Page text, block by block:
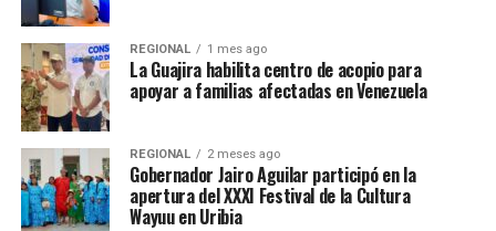
REGIONAL 1 mes ago
La Guajira habilita centro de acopio para
apoyar a familias afectadas en Venezuela
REGIONAL 2 meses ago
Gobernador Jairo Aguilar participó en la
apertura del XXXI Festival de la Cultura
Wayuu en Uribia